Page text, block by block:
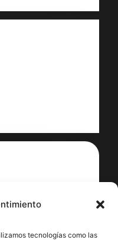
tecnologías como las